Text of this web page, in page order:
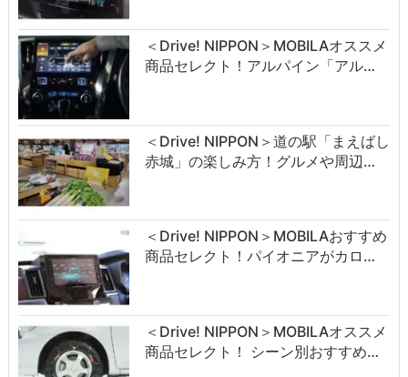
＜Drive! NIPPON＞MOBILAオススメ
商品セレクト！アルパイン「アル…
＜Drive! NIPPON＞道の駅「まえばし
赤城」の楽しみ方！グルメや周辺…
＜Drive! NIPPON＞MOBILAおすすめ
商品セレクト！パイオニアがカロ…
＜Drive! NIPPON＞MOBILAオススメ
商品セレクト！ シーン別おすすめ…